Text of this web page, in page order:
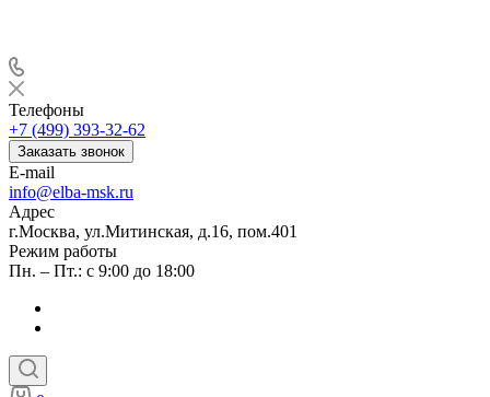
Телефоны
+7 (499) 393-32-62
Заказать звонок
E-mail
info@elba-msk.ru
Адрес
г.Москва, ул.Митинская, д.16, пом.401
Режим работы
Пн. – Пт.: с 9:00 до 18:00